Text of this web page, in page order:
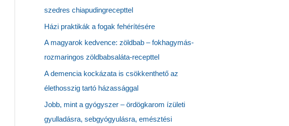
szedres chiapudingrecepttel
Házi praktikák a fogak fehérítésére
A magyarok kedvence: zöldbab – fokhagymás-
rozmaringos zöldbabsaláta-recepttel
A demencia kockázata is csökkenthető az
élethosszig tartó házassággal
Jobb, mint a gyógyszer – ördögkarom ízületi
gyulladásra, sebgyógyulásra, emésztési